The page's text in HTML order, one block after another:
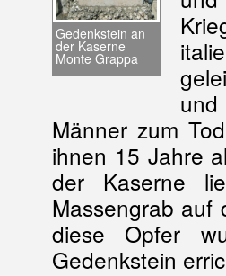
Gedenkstein an
der Kaserne
Monte Grappa
Männer zum
ihnen 15 Jahre
der Kaserne
Massengrab auf
diese Opfer
Gedenkstein